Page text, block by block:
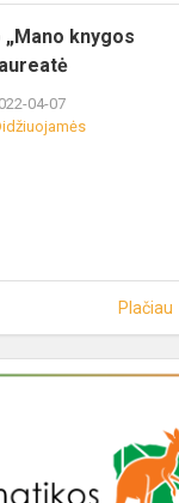
knygos
04-07
Plačiau